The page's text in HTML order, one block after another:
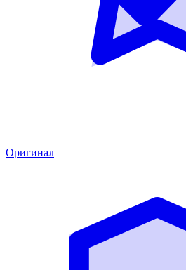
Оригинал